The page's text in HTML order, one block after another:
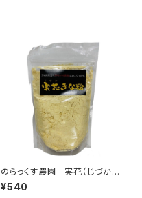
のらっくす農園 実花（じづか）
きな粉
¥540